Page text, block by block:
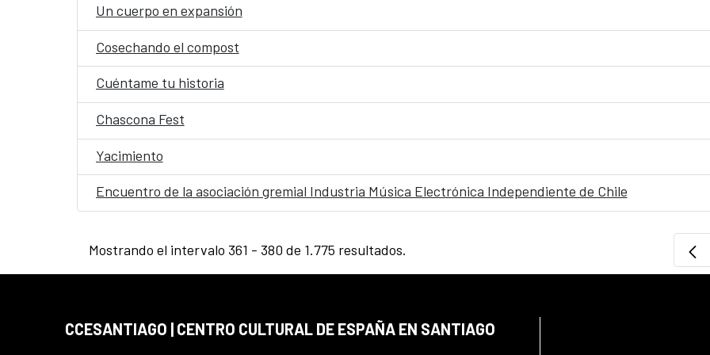
Un cuerpo en expansión
Cosechando el compost
Cuéntame tu historia
Chascona Fest
Yacimiento
Encuentro de la asociación gremial Industria Música Electrónica Independiente de Chile
Mostrando el intervalo 361 - 380 de 1.775 resultados.
CCESANTIAGO | CENTRO CULTURAL DE ESPAÑA EN SANTIAGO